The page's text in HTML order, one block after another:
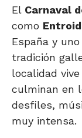
El Carnaval
como
España y
tradición
localidad
culminan en
desfiles,
muy intensa.